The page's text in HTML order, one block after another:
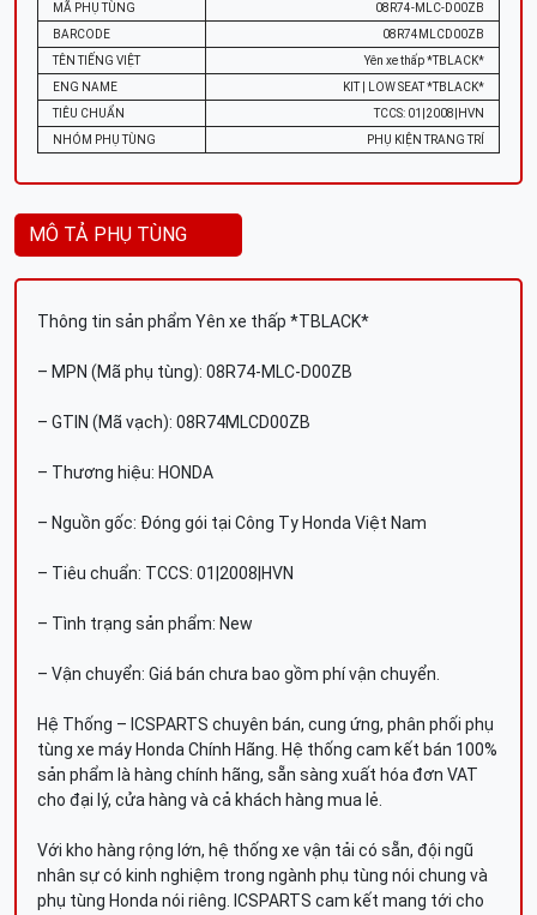
MÃ PHỤ TÙNG
08R74-MLC-D00ZB
BARCODE
08R74MLCD00ZB
TÊN TIẾNG VIỆT
Yên xe thấp *TBLACK*
ENG NAME
KIT | LOW SEAT *TBLACK*
TIÊU CHUẨN
TCCS: 01|2008|HVN
NHÓM PHỤ TÙNG
PHỤ KIỆN TRANG TRÍ
MÔ TẢ PHỤ TÙNG
Thông tin sản phẩm Yên xe thấp *TBLACK*
– MPN (Mã phụ tùng): 08R74-MLC-D00ZB
– GTIN (Mã vạch): 08R74MLCD00ZB
– Thương hiệu: HONDA
– Nguồn gốc: Đóng gói tại Công Ty Honda Việt Nam
– Tiêu chuẩn: TCCS: 01|2008|HVN
– Tình trạng sản phẩm: New
– Vận chuyển: Giá bán chưa bao gồm phí vận chuyển.
Hệ Thống – ICSPARTS chuyên bán, cung ứng, phân phối phụ
tùng xe máy Honda Chính Hãng. Hệ thống cam kết bán 100%
sản phẩm là hàng chính hãng, sẵn sàng xuất hóa đơn VAT
cho đại lý, cửa hàng và cả khách hàng mua lẻ.
Với kho hàng rộng lớn, hệ thống xe vận tải có sẵn, đội ngũ
nhân sự có kinh nghiệm trong ngành phụ tùng nói chung và
phụ tùng Honda nói riêng. ICSPARTS cam kết mang tới cho